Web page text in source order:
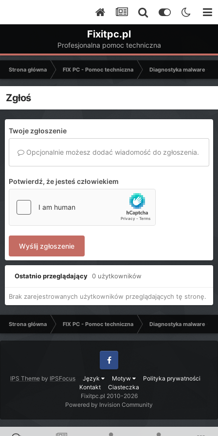
Fixitpc.pl
Profesjonalna pomoc techniczna
Strona główna FIX PC - Pomoc techniczna Diagnostyka malware -
Zgłoś
Twoje zgłoszenie
Opcjonalnie możesz dodać wiadomość do zgłoszenia.
Potwierdź, że jesteś człowiekiem
Wyślij zgłoszenie
Ostatnio przeglądający 0 użytkowników
Brak zarejestrowanych użytkowników przeglądających tę stronę.
Strona główna FIX PC - Pomoc techniczna Diagnostyka malware -
IPS Theme by IPSFocus Język Motyw
Polityka prywatności
Kontakt
Ciasteczka
Facebook
Fixitpc.pl 2010-2026
Powered by Invision Community